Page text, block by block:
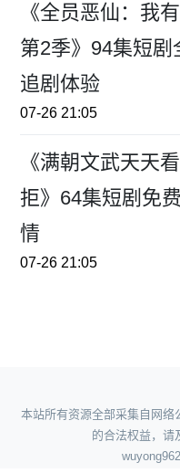
《全员恶仙：我
第2季》94集短剧
追剧体验
07-26 21:05
《满朝文武天天
拒》64集短剧免
情
07-26 21:05
本站所有资源全部采集自网
的合法权益，请